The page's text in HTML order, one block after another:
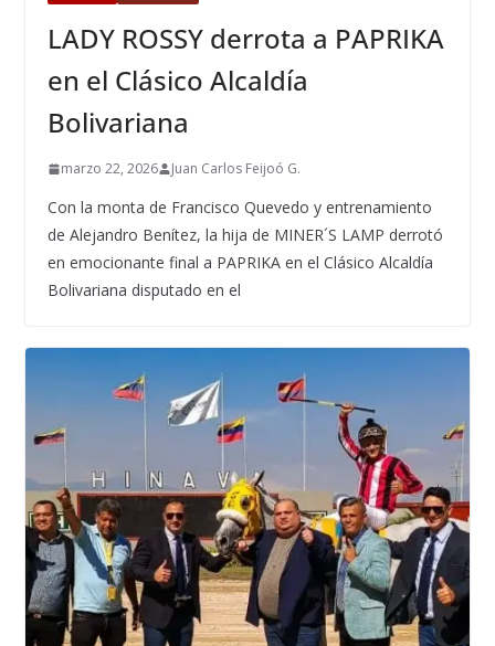
LADY ROSSY derrota a PAPRIKA
en el Clásico Alcaldía
Bolivariana
marzo 22, 2026 Juan Carlos Feijoó G.
Con la monta de Francisco Quevedo y entrenamiento
de Alejandro Benítez, la hija de MINER´S LAMP derrotó
en emocionante final a PAPRIKA en el Clásico Alcaldía
Bolivariana disputado en el